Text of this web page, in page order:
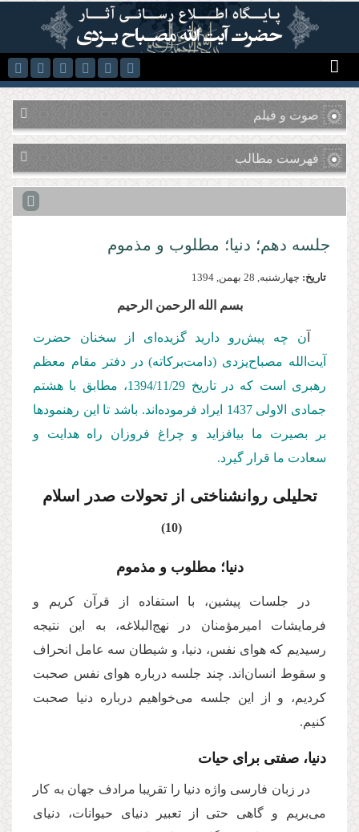
رفتن به محتوای اصلی
صوت و فیلم
فهرست مطالب
جلسه دهم؛ دنیا؛ مطلوب و مذموم
تاریخ: چهارشنبه, 28 بهمن, 1394
بسم الله الرحمن الرحیم
ن چه پیش‌رو دارید گزیده‌ای از سخنان حضرت
آیت‌الله مصباح‌یزدی (دامت‌بركاته) در دفتر مقام معظم
رهبری است كه در تاریخ 1394/11/ 29
، مطابق با هشتم
جمادی الاولی 1437 ایراد فرموده‌اند. باشد تا این رهنمودها
بر بصیرت ما بیافزاید و چراغ فروزان راه هدایت و
سعادت ما قرار گیرد.
تحلیلی روان­شناختی از تحولات صدر اسلام
(10)
دنیا؛ مطلوب و مذموم
در جلسات پیشین، با استفاده از قرآن کریم و
فرمایشات امیرمؤمنان در نهج‌البلاغه، به این نتیجه
رسیدیم ‌که هوای نفس، دنیا، و شیطان سه عامل انحراف
و سقوط انسان‌اند. چند جلسه درباره هوای نفس صحبت
کردیم، و از این جلسه می‌خواهیم درباره دنیا صحبت
کنیم.
دنیا، صفتی برای حیات
در زبان فارسی واژه دنیا را تقریبا مرادف جهان به کار
می‌بریم و گاهی حتی از تعبیر دنیای حیوانات، دنیای